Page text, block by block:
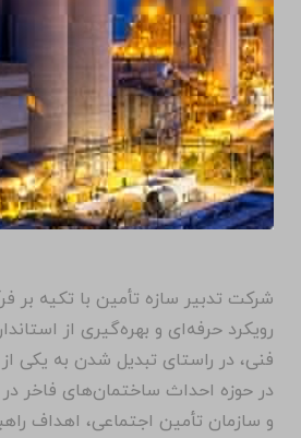
شرکت تدبیر سازه تأمین با تکیه بر
رویکرد حرفه‌ای و بهره‌گیری از
فنی، در راستای تبدیل شدن به یکی
در حوزه احداث ساختمان‌های فاخر
و سازمان تأمین اجتماعی، اهداف